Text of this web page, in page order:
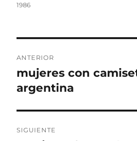
1986
de
entradas
ANTERIOR
Entrada
anterior:
mujeres con
argentina
SIGUIENTE